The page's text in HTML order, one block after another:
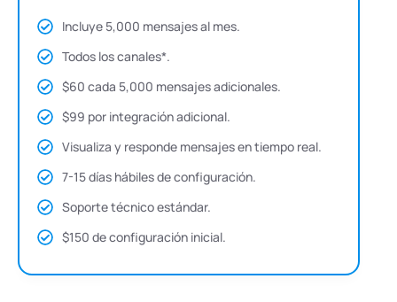
Incluye 5,000 mensajes al mes.
Todos los canales*.
$60 cada 5,000 mensajes adicionales.
$99 por integración adicional.
Visualiza y responde mensajes en tiempo real.
7-15 días hábiles de configuración.
Soporte técnico estándar.
$150 de configuración inicial.